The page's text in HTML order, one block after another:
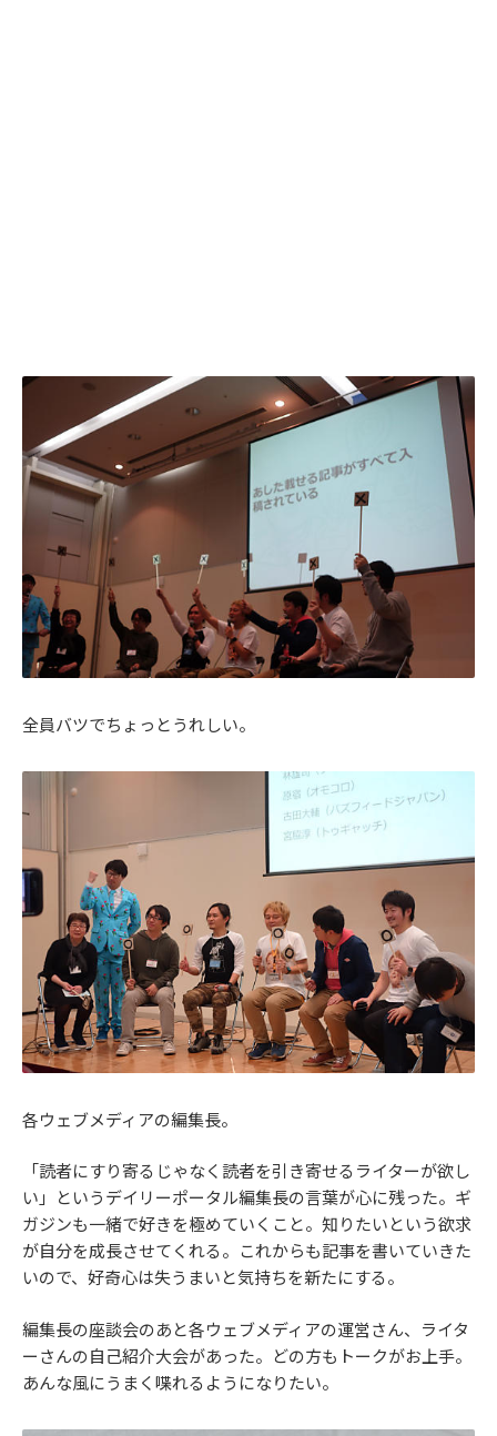
全員バツでちょっとうれしい。
各ウェブメディアの編集長。
「読者にすり寄るじゃなく読者を引き寄せるライターが欲し
い」というデイリーポータル編集長の言葉が心に残った。ギ
ガジンも一緒で好きを極めていくこと。知りたいという欲求
が自分を成長させてくれる。これからも記事を書いていきた
いので、好奇心は失うまいと気持ちを新たにする。
編集長の座談会のあと各ウェブメディアの運営さん、ライタ
ーさんの自己紹介大会があった。どの方もトークがお上手。
あんな風にうまく喋れるようになりたい。